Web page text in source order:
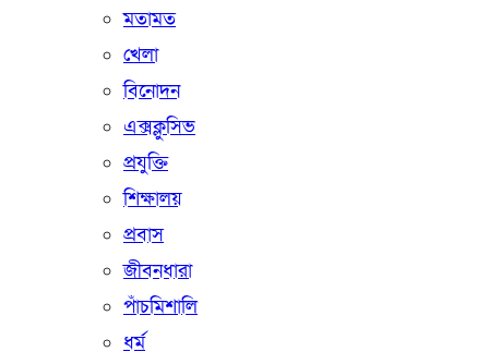
মতামত
খেলা
বিনোদন
এক্সক্লুসিভ
প্রযুক্তি
শিক্ষালয়
প্রবাস
জীবনধারা
পাঁচমিশালি
ধর্ম